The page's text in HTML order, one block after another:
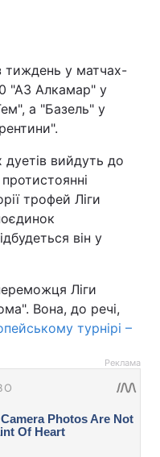
тиждень у матчах-
"АЗ Алкамар" у
а "Базель" у
вийдуть до
трофей Ліги
він у
Ліги
Вона, до речі,
турнірі –
Реклама